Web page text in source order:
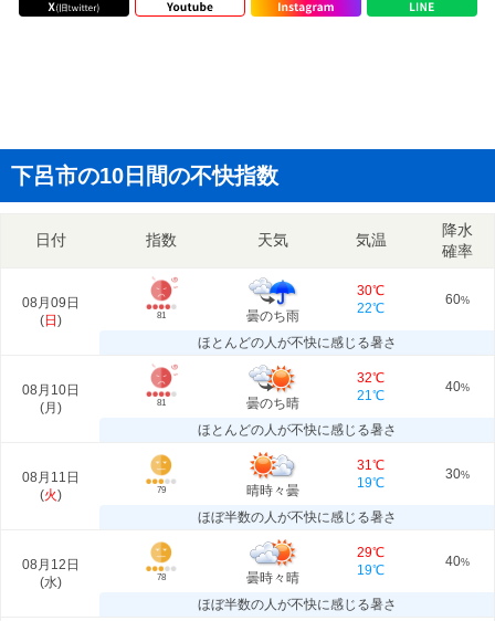
下呂市の10日間の不快指数
日付 指数 天気 気温
降水
確率
08月09日
(日 ) 81 曇のち雨
30℃
22℃
60%
ほとんどの人が不快に感じる暑さ
08月10日
(月 ) 81 曇のち晴
32℃
21℃
40%
ほとんどの人が不快に感じる暑さ
08月11日
(火) 79 晴時々曇
31℃
19℃
30%
ほぼ半数の人が不快に感じる暑さ
08月12日
(水) 78 曇時々晴
29℃
19℃
40%
ほぼ半数の人が不快に感じる暑さ